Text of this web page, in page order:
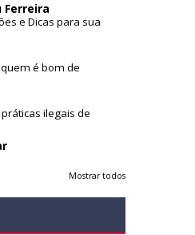
Ferreira
e Dicas para sua
é bom de
ilegais de
Mostrar todos